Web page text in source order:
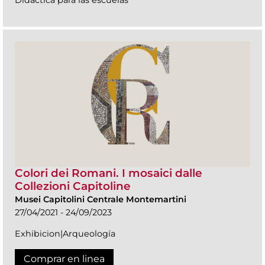
Colori dei Romani. I mosaici dalle
Collezioni Capitoline
Musei Capitolini Centrale Montemartini
27/04/2021 - 24/09/2023
Exhibicion|Arqueología
Comprar en linea